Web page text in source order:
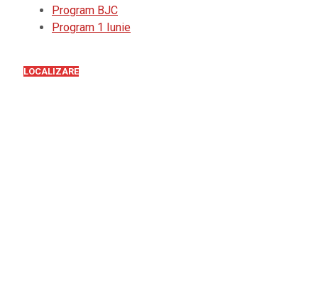
Program BJC
Program 1 Iunie
LOCALIZARE